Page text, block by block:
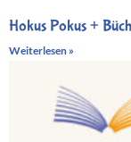
Hokus Pokus +
Weiterlesen »